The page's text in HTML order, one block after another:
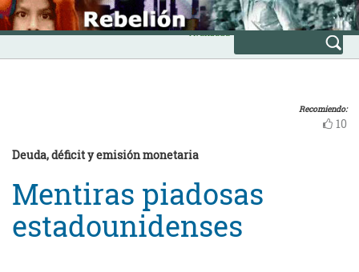
Skip
to
content
INICIO
Avanzada
Recomiendo:
10
Deuda, déficit y emisión monetaria
Mentiras piadosas
estadounidenses